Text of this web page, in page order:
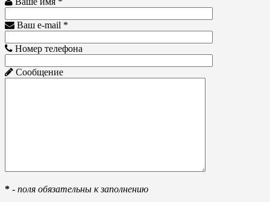
Ваш e-mail *
Номер телефона
Сообщение
* - поля обязательны к заполнению